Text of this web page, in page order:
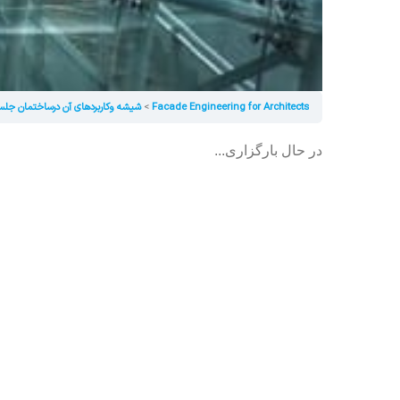
Facade Engineering for Architects شیشه وکاربردهای آن درساختمان
در حال بارگزاری...